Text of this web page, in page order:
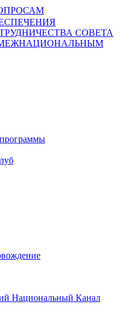
СОВЕТА
МЕЖНАЦИОНАЛЬНЫМ
Национальный Канал